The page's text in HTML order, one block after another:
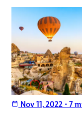
calendar_today Nov 11, 2022 • 7